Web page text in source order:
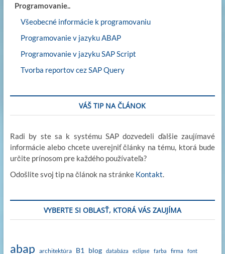
Programovanie..
Všeobecné informácie k programovaniu
Programovanie v jazyku ABAP
Programovanie v jazyku SAP Script
Tvorba reportov cez SAP Query
VÁŠ TIP NA ČLÁNOK
Radi by ste sa k systému SAP dozvedeli ďalšie zaujímavé
informácie alebo chcete uverejniť články na tému, ktorá bude
určite prínosom pre každého používateľa?
Odošlite svoj tip na článok na stránke Kontakt.
VYBERTE SI OBLASŤ, KTORÁ VÁS ZAUJÍMA
abap architektúra B1 blog databáza eclipse farba firma font